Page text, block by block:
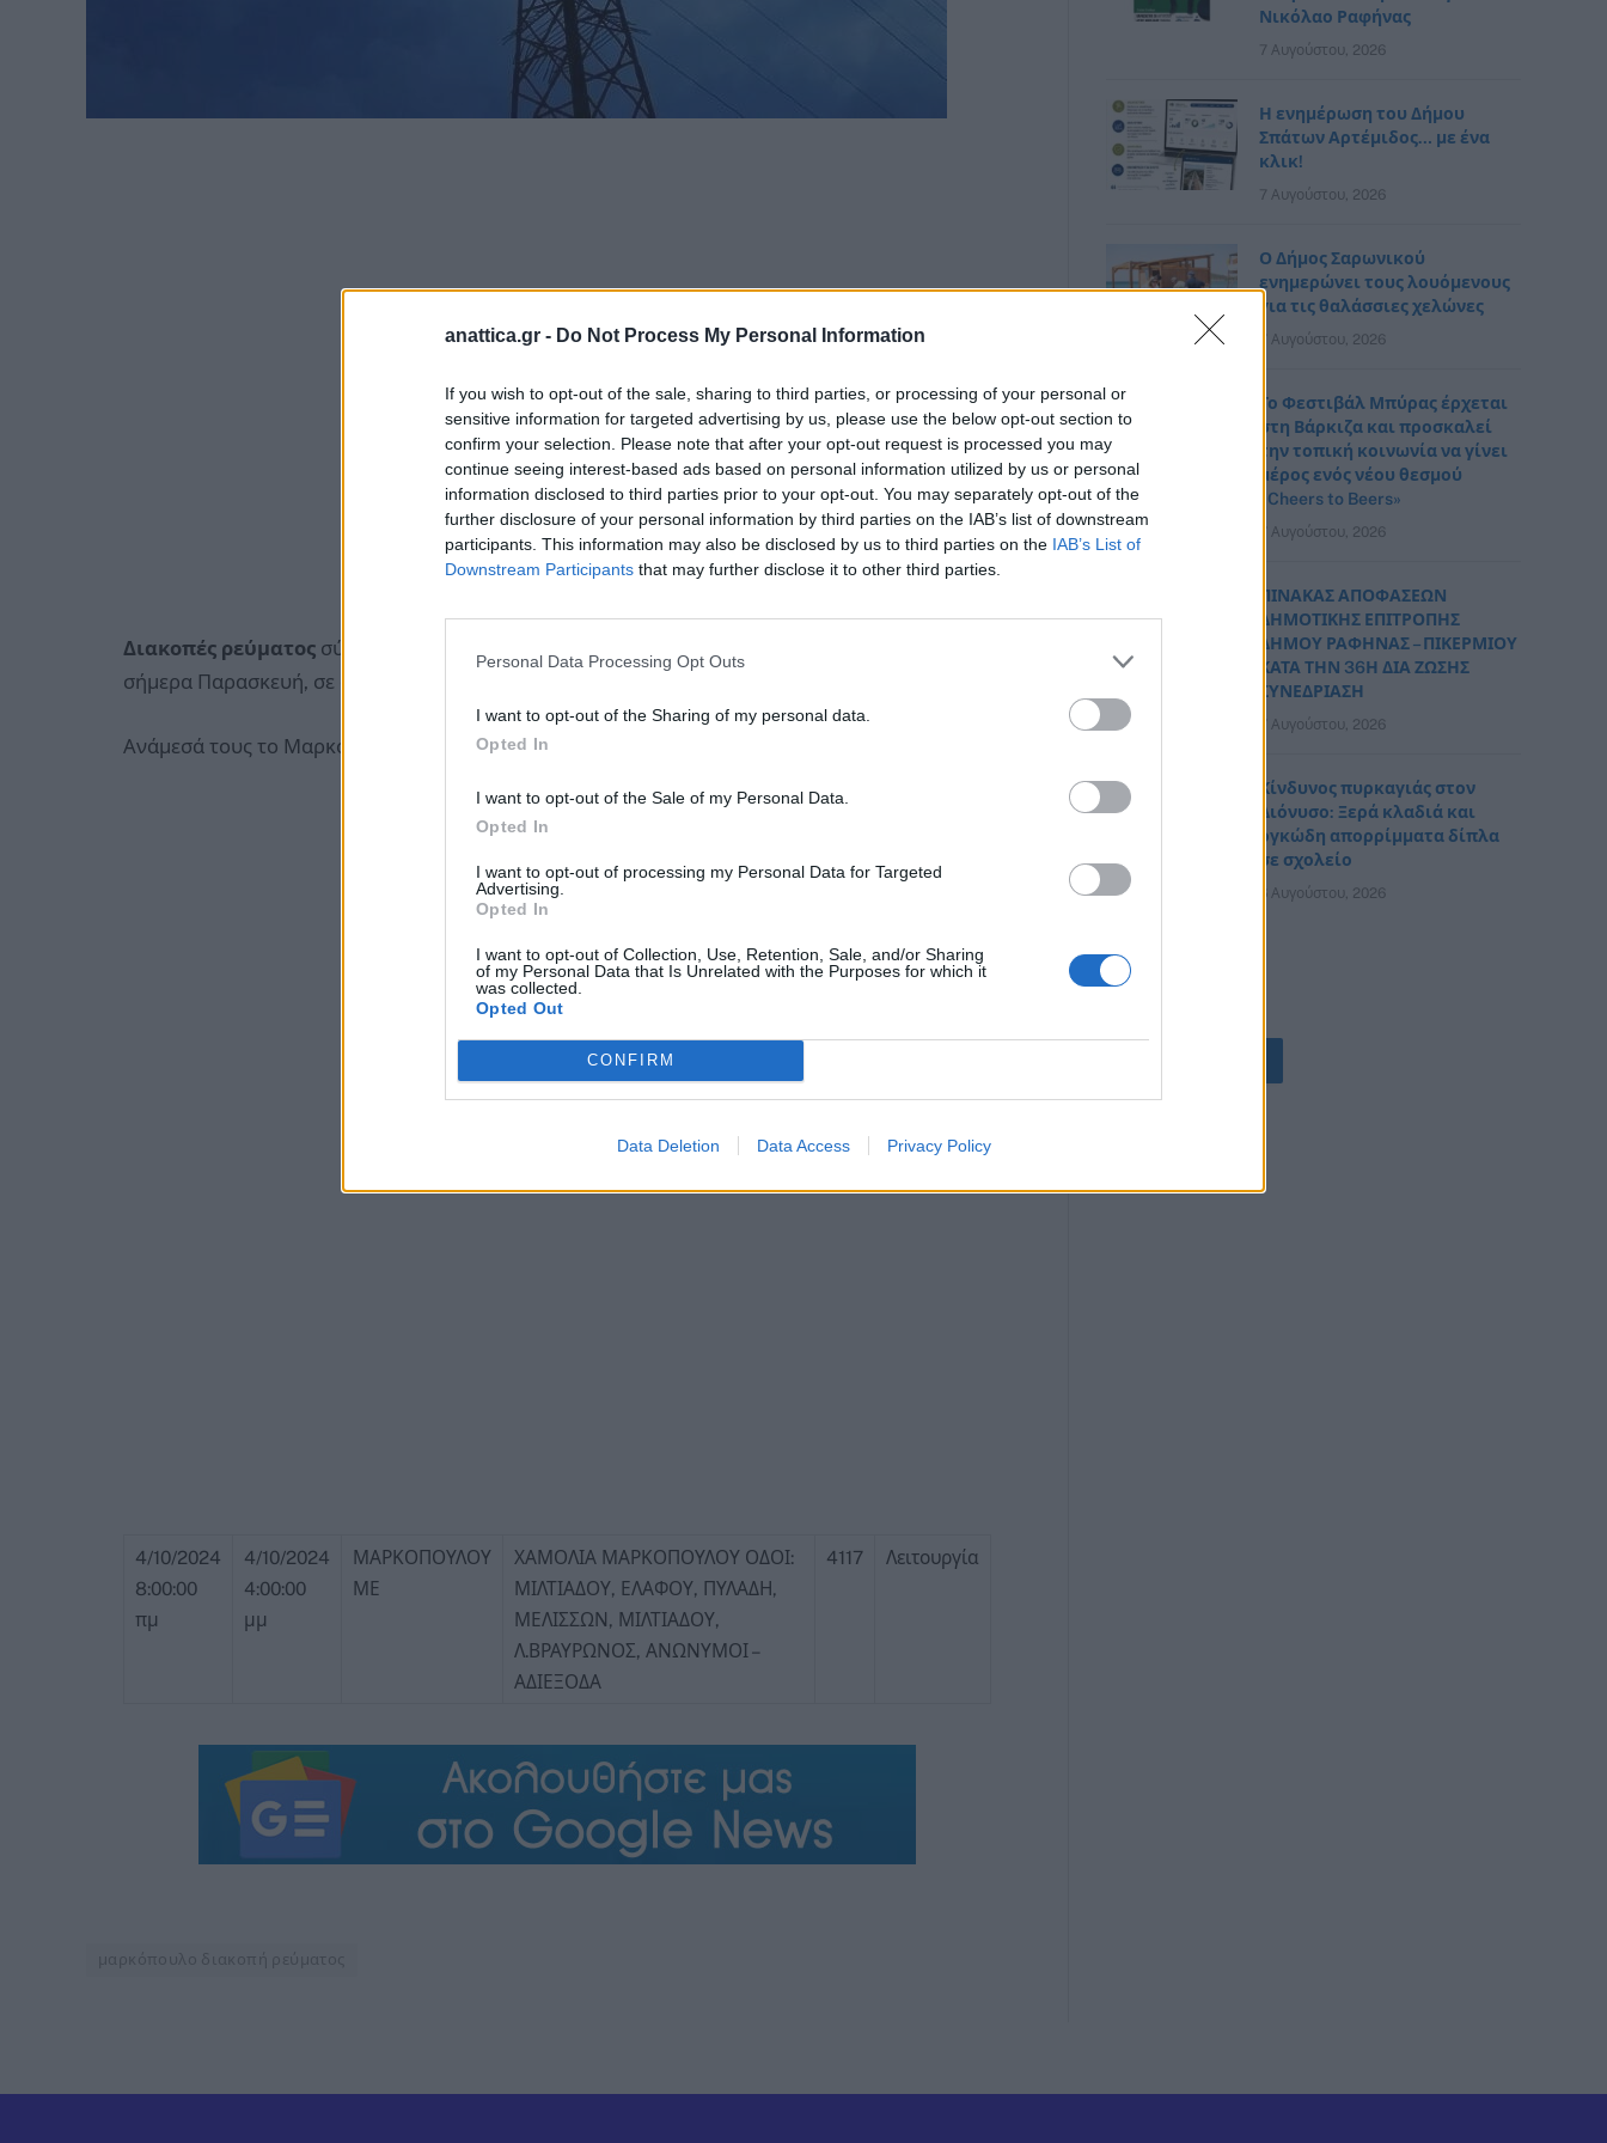
anattica.gr - Do Not Process My Personal Information
If you wish to opt-out of the sale, sharing to third parties, or processing of your personal or
sensitive information for targeted advertising by us, please use the below opt-out section to
confirm your selection. Please note that after your opt-out request is processed you may
continue seeing interest-based ads based on personal information utilized by us or personal
information disclosed to third parties prior to your opt-out. You may separately opt-out of the
further disclosure of your personal information by third parties on the IAB’s list of downstream
participants. This information may also be disclosed by us to third parties on the IAB’s List of
Downstream Participants that may further disclose it to other third parties.
Personal Data Processing Opt Outs
I want to opt-out of the Sharing of my personal data.
Opted In
I want to opt-out of the Sale of my Personal Data.
Opted In
I want to opt-out of processing my Personal Data for Targeted
Advertising.
Opted In
I want to opt-out of Collection, Use, Retention, Sale, and/or Sharing
of my Personal Data that Is Unrelated with the Purposes for which it
was collected.
Opted Out
CONFIRM
Data Deletion Data Access Privacy Policy
Διακοπές ρεύματος σύμφωνα με τις ανακοινώσεις του
σήμερα Παρασκευή, σε αρκετές περιοχές της Αττικής.
Ανάμεσά τους το Μαρκόπουλο
4/10/2024
8:00:00
πμ
4/10/2024
4:00:00
μμ
ΜΑΡΚΟΠΟΥΛΟΥ
ΜΕ
ΧΑΜΟΛΙΑ ΜΑΡΚΟΠΟΥΛΟΥ ΟΔΟΙ:
ΜΙΛΤΙΑΔΟΥ, ΕΛΑΦΟΥ, ΠΥΛΑΔΗ,
ΜΕΛΙΣΣΩΝ, ΜΙΛΤΙΑΔΟΥ,
Λ.ΒΡΑΥΡΩΝΟΣ, ΑΝΩΝΥΜΟΙ –
ΑΔΙΕΞΟΔΑ
4117 Λειτουργία
μαρκόπουλο διακοπή ρεύματος
Νικόλαο Ραφήνας
7 Αυγούστου, 2026
Η ενημέρωση του Δήμου
Σπάτων Αρτέμιδος… με ένα
κλικ!
7 Αυγούστου, 2026
Ο Δήμος Σαρωνικού
ενημερώνει τους λουόμενους
για τις θαλάσσιες χελώνες
7 Αυγούστου, 2026
Το Φεστιβάλ Μπύρας έρχεται
στη Βάρκιζα και προσκαλεί
την τοπική κοινωνία να γίνει
μέρος ενός νέου θεσμού
«Cheers to Beers»
7 Αυγούστου, 2026
ΠΙΝΑΚΑΣ ΑΠΟΦΑΣΕΩΝ
ΔΗΜΟΤΙΚΗΣ ΕΠΙΤΡΟΠΗΣ
ΔΗΜΟΥ ΡΑΦΗΝΑΣ – ΠΙΚΕΡΜΙΟΥ
ΚΑΤΑ ΤΗΝ 36Η ΔΙΑ ΖΩΣΗΣ
ΣΥΝΕΔΡΙΑΣΗ
7 Αυγούστου, 2026
Κίνδυνος πυρκαγιάς στον
Διόνυσο: Ξερά κλαδιά και
ογκώδη απορρίμματα δίπλα
σε σχολείο
6 Αυγούστου, 2026